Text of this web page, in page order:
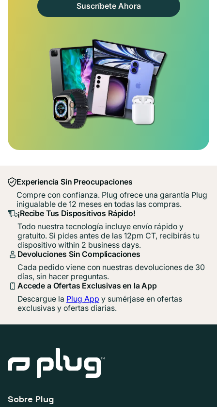
Suscríbete Ahora
Experiencia Sin Preocupaciones
Compre con confianza. Plug ofrece una garantía Plug
inigualable de 12 meses en todas las compras.
¡Recibe Tus Dispositivos Rápido!
Todo nuestra tecnología incluye envío rápido y
gratuito. Si pides antes de las 12pm CT, recibirás tu
dispositivo within 2 business days.
Devoluciones Sin Complicaciones
Cada pedido viene con nuestras devoluciones de 30
días, sin hacer preguntas.
Accede a Ofertas Exclusivas en la App
Descargue la Plug App y sumérjase en ofertas
exclusivas y ofertas diarias.
Sobre Plug